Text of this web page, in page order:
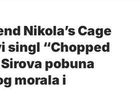
Nikola’s Cage
singl “Chopped
pobuna
morala i